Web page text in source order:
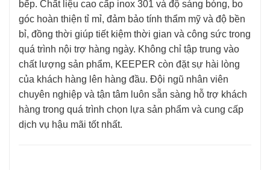
bếp. Chất liệu cao cấp inox 301 và độ sáng bóng, bo
góc hoàn thiện tỉ mỉ, đảm bảo tính thẩm mỹ và độ bền
bỉ, đồng thời giúp tiết kiệm thời gian và công sức trong
quá trình nội trợ hàng ngày. Không chỉ tập trung vào
chất lượng sản phẩm, KEEPER còn đặt sự hài lòng
của khách hàng lên hàng đầu. Đội ngũ nhân viên
chuyên nghiệp và tận tâm luôn sẵn sàng hỗ trợ khách
hàng trong quá trình chọn lựa sản phẩm và cung cấp
dịch vụ hậu mãi tốt nhất.